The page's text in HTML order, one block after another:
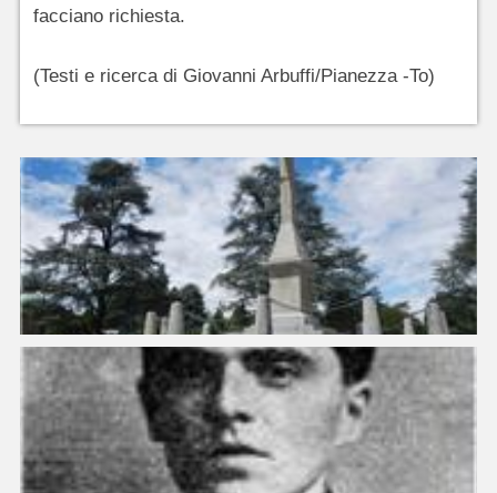
facciano richiesta.
(Testi e ricerca di Giovanni Arbuffi/Pianezza -To)